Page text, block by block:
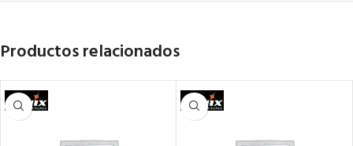
Productos relacionados